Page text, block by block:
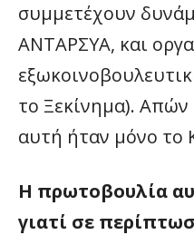
συμμετέχουν
ΑΝΤΑΡΣΥΑ, και
το Ξεκίνημα).
αυτή ήταν μόνο το
Η πρωτοβουλία
γιατί σε